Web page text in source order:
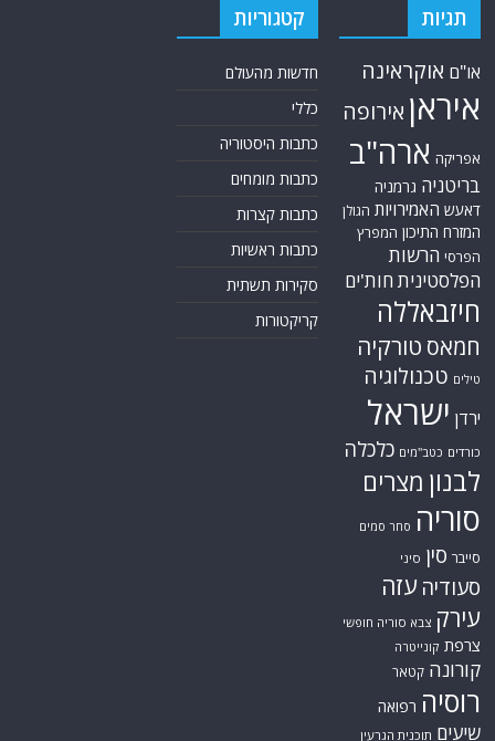
תגיות
או"ם אוקראינה
איראן אירופה
אפריקה ארה"ב
בריטניה גרמניה
דאעש האמירויות הגולן
המזרח התיכון המפרץ
הפרסי הרשות
הפלסטיניתחות'ים
חיזבאללה
חמאס טורקיה
טילים טכנולוגיה
ירדן ישראל
כורדים כטב"מים כלכלה
לבנון מצרים
סוריה סחר סמים
סייבר סין סיני
סעודיה עזה
עירק צבא סוריה חופשי
צרפת קונייטרה
קורונה קטאר
רוסיה רפואה
שיעים תוכנית הגרעין
קטגוריות
חדשות מהעולם
כללי
כתבות היסטוריה
כתבות מומחים
כתבות קצרות
כתבות ראשיות
סקירות תשתית
קריקטורות